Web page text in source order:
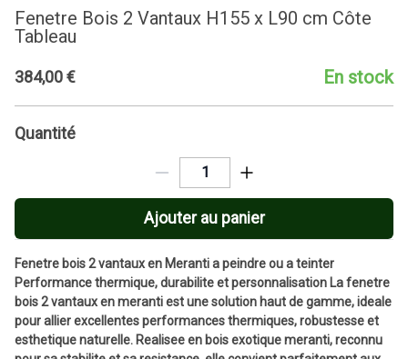
Fenetre Bois 2 Vantaux H155 x L90 cm Côte
Tableau
384,00€ En stock
Quantité
Ajouter au panier
Fenetre bois 2 vantaux en Meranti a peindre ou a teinter
Performance thermique, durabilite et personnalisation La fenetre
bois 2 vantaux en meranti est une solution haut de gamme, ideale
pour allier excellentes performances thermiques, robustesse et
esthetique naturelle. Realisee en bois exotique meranti, reconnu